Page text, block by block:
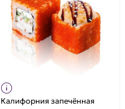
Калифорния запечённая